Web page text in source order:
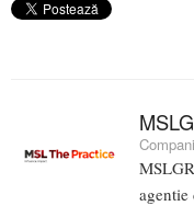
agentie